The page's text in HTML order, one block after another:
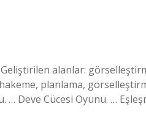
alanlar:
planlama,
… Deve Cücesi Oyunu. …